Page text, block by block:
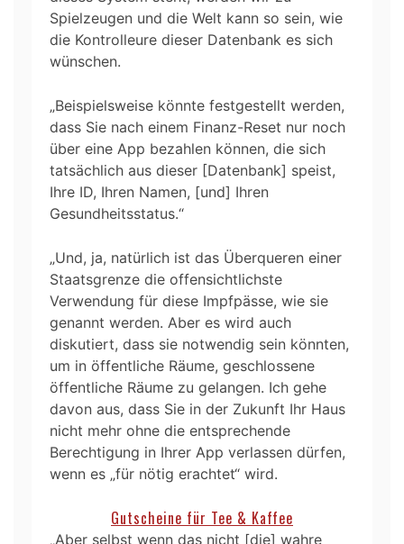
Spielzeugen und die Welt kann so sein, wie
die Kontrolleure dieser Datenbank es sich
wünschen.
„Beispielsweise könnte festgestellt werden,
dass Sie nach einem Finanz-Reset nur noch
über eine App bezahlen können, die sich
tatsächlich aus dieser [Datenbank] speist,
Ihre ID, Ihren Namen, [und] Ihren
Gesundheitsstatus.“
„Und, ja, natürlich ist das Überqueren einer
Staatsgrenze die offensichtlichste
Verwendung für diese Impfpässe, wie sie
genannt werden. Aber es wird auch
diskutiert, dass sie notwendig sein könnten,
um in öffentliche Räume, geschlossene
öffentliche Räume zu gelangen. Ich gehe
davon aus, dass Sie in der Zukunft Ihr Haus
nicht mehr ohne die entsprechende
Berechtigung in Ihrer App verlassen dürfen,
wenn es „für nötig erachtet“ wird.
Gutscheine für Tee & Kaffee
„Aber selbst wenn das nicht [die] wahre